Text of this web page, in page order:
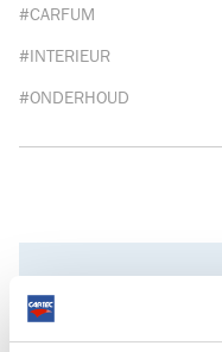
#CARFUM
#INTERIEUR
#ONDERHOUD
Works at the online